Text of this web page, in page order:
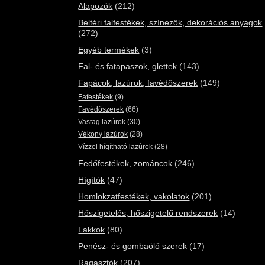
Alapozók (212)
Beltéri falfestékek, színezők, dekorációs anyagok
(272)
Egyéb termékek (3)
Fal- és fatapaszok, glettek (143)
Fapácok, lazúrok, favédőszerek (149)
Fafestékek (9)
Favédőszerek (66)
Vastag lazúrok (30)
Vékony lazúrok (28)
Vízzel hígítható lazúrok (28)
Fedőfestékek, zománcok (246)
Hígítók (47)
Homlokzatfestékek, vakolatok (201)
Hőszigetelés, hőszigetelő rendszerek (14)
Lakkok (80)
Penész- és gombaölő szerek (17)
Ragasztók (207)